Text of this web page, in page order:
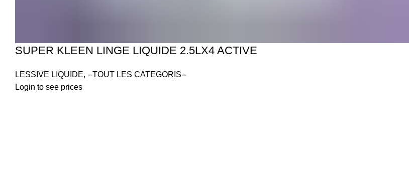
SUPER KLEEN LINGE LIQUIDE 2.5LX4 ACTIVE
LESSIVE LIQUIDE, --TOUT LES CATEGORIS--
Login to see prices